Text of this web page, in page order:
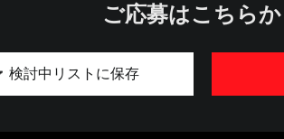
ご応募はこちらか
検討中リストに保存